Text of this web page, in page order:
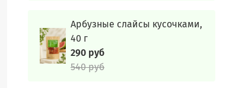
Арбузные слайсы кусочками,
40 г
290 руб
540 руб